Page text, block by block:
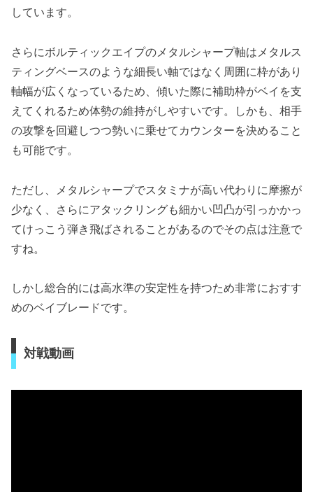
しています。
さらにボルティックエイプのメタルシャープ軸はメタルス
ティングベースのような細長い軸ではなく周囲に枠があり
軸幅が広くなっているため、傾いた際に補助枠がベイを支
えてくれるため体勢の維持がしやすいです。しかも、相手
の攻撃を回避しつつ勢いに乗せてカウンターを決めること
も可能です。
ただし、メタルシャープでスタミナが高い代わりに摩擦が
少なく、さらにアタックリングも細かい凹凸が引っかかっ
てけっこう弾き飛ばされることがあるのでその点は注意で
すね。
しかし総合的には高水準の安定性を持つため非常におすす
めのベイブレードです。
対戦動画